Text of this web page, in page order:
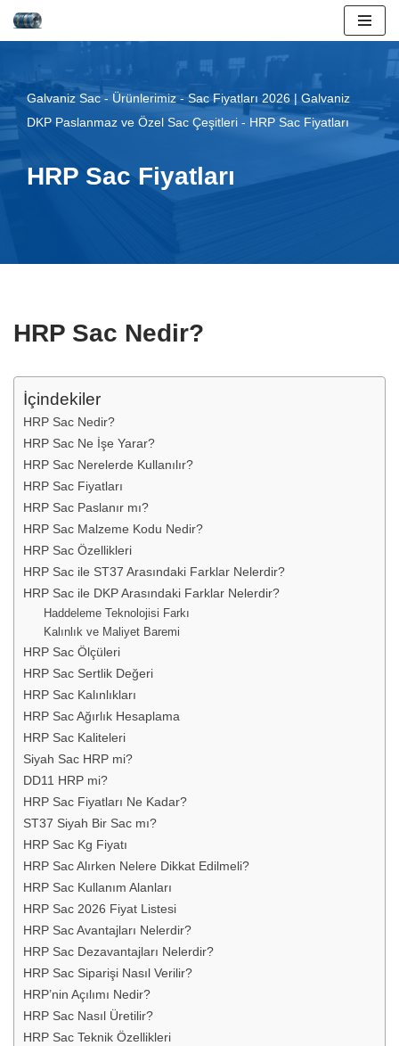
Galvaniz Sac- Ürünlerimiz-Sac Fiyatları 2026 | Galvaniz
DKP Paslanmaz ve Özel Sac Çeşitleri - HRP Sac Fiyatları
HRP Sac Fiyatları
HRP Sac Nedir?
İçindekiler
HRP Sac Nedir?
HRP Sac Ne İşe Yarar?
HRP Sac Nerelerde Kullanılır?
HRP Sac Fiyatları
HRP Sac Paslanır mı?
HRP Sac Malzeme Kodu Nedir?
HRP Sac Özellikleri
HRP Sac ile ST37 Arasındaki Farklar Nelerdir?
HRP Sac ile DKP Arasındaki Farklar Nelerdir?
Haddeleme Teknolojisi Farkı
Kalınlık ve Maliyet Baremi
HRP Sac Ölçüleri
HRP Sac Sertlik Değeri
HRP Sac Kalınlıkları
HRP Sac Ağırlık Hesaplama
HRP Sac Kaliteleri
Siyah Sac HRP mi?
DD11 HRP mi?
HRP Sac Fiyatları Ne Kadar?
ST37 Siyah Bir Sac mı?
HRP Sac Kg Fiyatı
HRP Sac Alırken Nelere Dikkat Edilmeli?
HRP Sac Kullanım Alanları
HRP Sac 2026 Fiyat Listesi
HRP Sac Avantajları Nelerdir?
HRP Sac Dezavantajları Nelerdir?
HRP Sac Siparişi Nasıl Verilir?
HRP’nin Açılımı Nedir?
HRP Sac Nasıl Üretilir?
HRP Sac Teknik Özellikleri